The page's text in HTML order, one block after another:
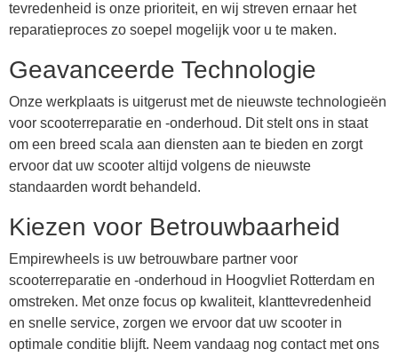
tevredenheid is onze prioriteit, en wij streven ernaar het
reparatieproces zo soepel mogelijk voor u te maken.
Geavanceerde Technologie
Onze werkplaats is uitgerust met de nieuwste technologieën
voor scooterreparatie en -onderhoud. Dit stelt ons in staat
om een breed scala aan diensten aan te bieden en zorgt
ervoor dat uw scooter altijd volgens de nieuwste
standaarden wordt behandeld.
Kiezen voor Betrouwbaarheid
Empirewheels is uw betrouwbare partner voor
scooterreparatie en -onderhoud in Hoogvliet Rotterdam en
omstreken. Met onze focus op kwaliteit, klanttevredenheid
en snelle service, zorgen we ervoor dat uw scooter in
optimale conditie blijft. Neem vandaag nog contact met ons